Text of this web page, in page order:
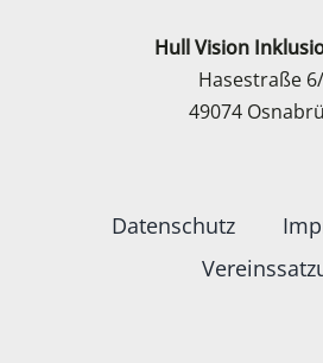
Hull Vision
Hasestraße
49074
Datenschutz